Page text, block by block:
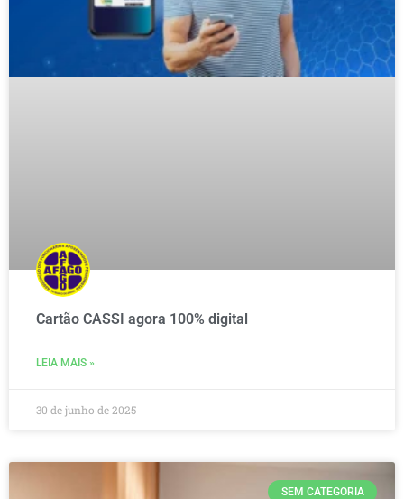
Cartão CASSI agora 100% digital
LEIA MAIS »
30 de junho de 2025
SEM CATEGORIA